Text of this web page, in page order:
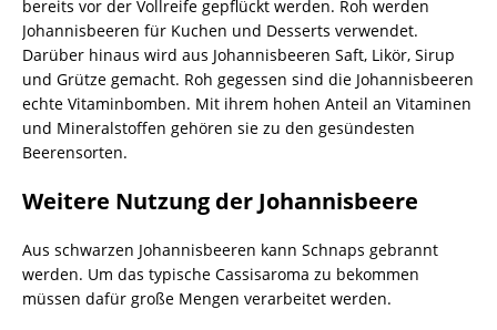
bereits vor der Vollreife gepflückt werden. Roh werden
Johannisbeeren für Kuchen und Desserts verwendet.
Darüber hinaus wird aus Johannisbeeren Saft, Likör, Sirup
und Grütze gemacht. Roh gegessen sind die Johannisbeeren
echte Vitaminbomben. Mit ihrem hohen Anteil an Vitaminen
und Mineralstoffen gehören sie zu den gesündesten
Beerensorten.
Weitere Nutzung der Johannisbeere
Aus schwarzen Johannisbeeren kann Schnaps gebrannt
werden. Um das typische Cassisaroma zu bekommen
müssen dafür große Mengen verarbeitet werden.